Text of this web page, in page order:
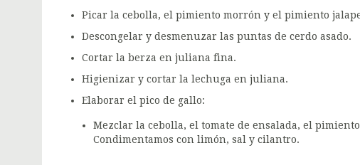
Picar la cebolla, el pimiento morrón y el pimiento
Descongelar y desmenuzar las puntas de cerdo asado.
Cortar la berza en juliana fina.
Higienizar y cortar la lechuga en juliana.
Elaborar el pico de gallo:
Mezclar la cebolla, el tomate de ensalada, el
Condimentamos con limón, sal y cilantro.